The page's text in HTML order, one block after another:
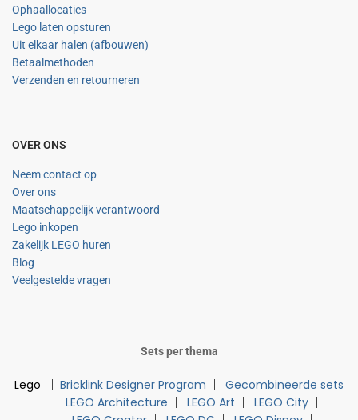
Ophaallocaties
Lego laten opsturen
Uit elkaar halen (afbouwen)
Betaalmethoden
Verzenden en retourneren
OVER ONS
Neem contact op
Over ons
Maatschappelijk verantwoord
Lego inkopen
Zakelijk LEGO huren
Blog
Veelgestelde vragen
Sets per thema
Lego Bricklink Designer Program
Gecombineerde sets
LEGO Architecture
LEGO Art
LEGO City